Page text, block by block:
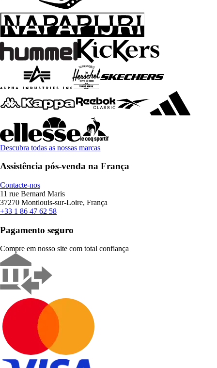
Descubra todas as nossas marcas
Assistência pós-venda na França
Contacte-nos
11 rue Bernard Maris
37270 Montlouis-sur-Loire, França
+33 1 86 47 62 58
Pagamento seguro
Compre em nosso site com total confiança